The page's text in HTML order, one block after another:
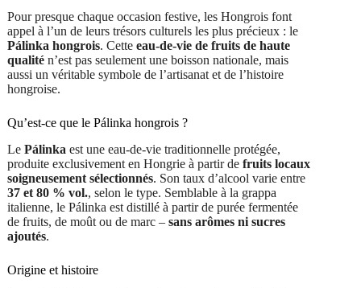
Pour presque chaque occasion festive, les Hongrois font
appel à l’un de leurs trésors culturels les plus précieux : le
Pálinka hongrois. Cette eau-de-vie de fruits de haute
qualitén’est pas seulement une boisson nationale, mais
aussi un véritable symbole de l’artisanat et de l’histoire
hongroise.
Qu’est-ce que le Pálinka hongrois ?
Le Pálinka est une eau-de-vie traditionnelle protégée,
produite exclusivement en Hongrie à partir de fruits locaux
soigneusement sélectionnés. Son taux d’alcool varie entre
37 et 80 % vol., selon le type. Semblable à la grappa
italienne, le Pálinka est distillé à partir de purée fermentée
de fruits, de moût ou de marc – sans arômes ni sucres
ajoutés.
Origine et histoire